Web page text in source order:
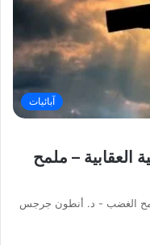
آبائيات
العقابية – ملمح
ملمح الغضب - د. أنطون جرجس